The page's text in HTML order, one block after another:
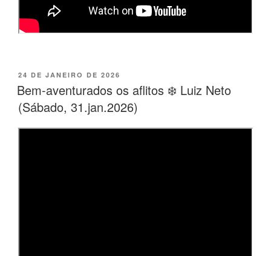
PUBLICADO
EM
24 DE JANEIRO DE 2026
Bem-aventurados os aflitos ❄️ Luiz Neto
(Sábado, 31.jan.2026)